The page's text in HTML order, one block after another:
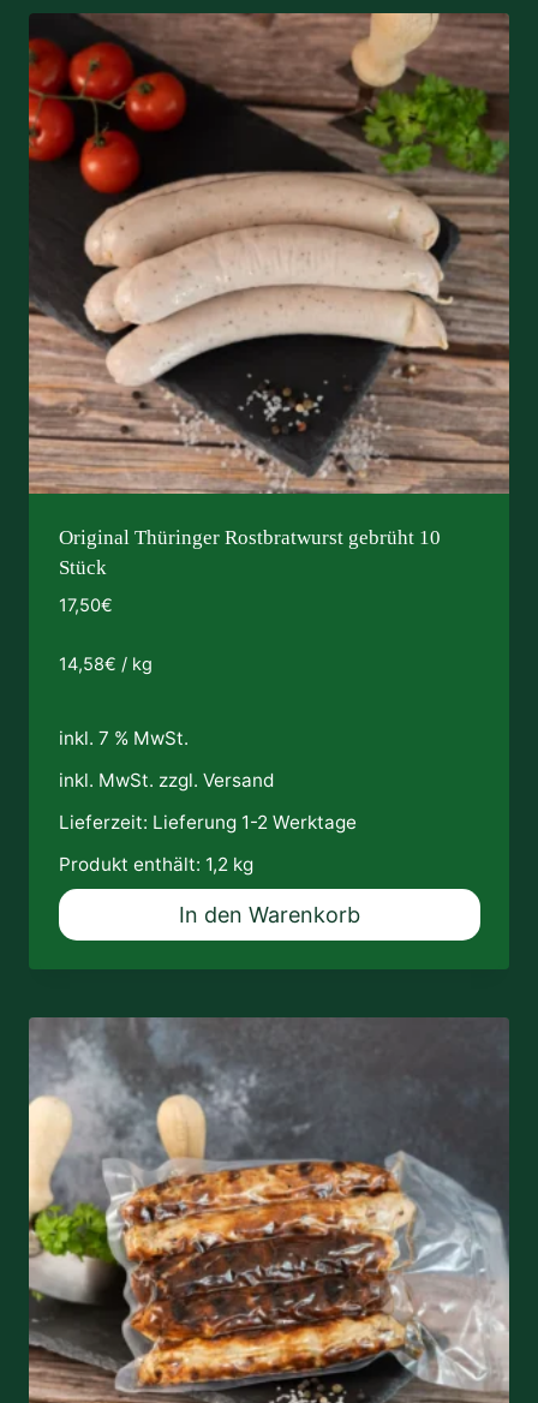
Original Thüringer Rostbratwurst gebrüht 10
Stück
17,50€
14,58€ / kg
inkl. 7 % MwSt.
inkl. MwSt. zzgl. Versand
Lieferzeit: Lieferung 1-2 Werktage
Produkt enthält: 1,2 kg
In den Warenkorb